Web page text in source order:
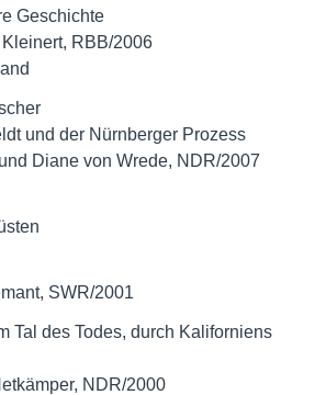
Geschichte
RBB/2006
und der Nürnberger Prozess
Diane von Wrede, NDR/2007
SWR/2001
Tal des Todes, durch Kaliforniens
NDR/2000